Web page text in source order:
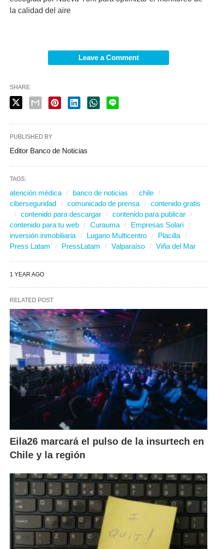
la calidad del aire
Leave a Comment
SHARE
PUBLISHED BY
Editor Banco de Noticias
TAGS:
atención médica banco de noticias
chile
ciberseguridad
comunicado de prensa
contenido gratis
contenido para descargar
contenido para publicar
contenido para tu web
Curauma
Empresas Solari
inversión inmobiliaria
Lugano Multicentro
Placilla
Press Latam
PressLatam Valparaíso Viña del Mar
1 YEAR AGO
RELATED POST
Eila26 marcará el pulso de la insurtech en
Chile y la región